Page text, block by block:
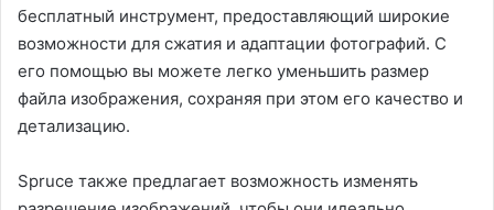
бесплатный инструмент, предоставляющий широкие
возможности для сжатия и адаптации фотографий. С
его помощью вы можете легко уменьшить размер
файла изображения, сохраняя при этом его качество и
детализацию.
Spruce также предлагает возможность изменять